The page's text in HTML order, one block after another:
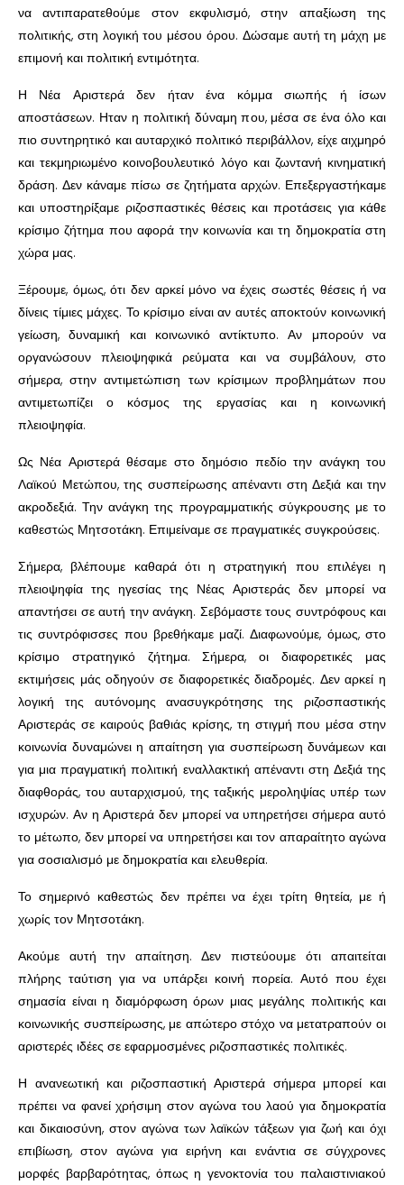
να αντιπαρατεθούμε στον εκφυλισμό, στην απαξίωση της
πολιτικής, στη λογική του μέσου όρου. Δώσαμε αυτή τη μάχη με
επιμονή και πολιτική εντιμότητα.
Η Νέα Αριστερά δεν ήταν ένα κόμμα σιωπής ή ίσων
αποστάσεων. Ηταν η πολιτική δύναμη που, μέσα σε ένα όλο και
πιο συντηρητικό και αυταρχικό πολιτικό περιβάλλον, είχε αιχμηρό
και τεκμηριωμένο κοινοβουλευτικό λόγο και ζωντανή κινηματική
δράση. Δεν κάναμε πίσω σε ζητήματα αρχών. Επεξεργαστήκαμε
και υποστηρίξαμε ριζοσπαστικές θέσεις και προτάσεις για κάθε
κρίσιμο ζήτημα που αφορά την κοινωνία και τη δημοκρατία στη
χώρα μας.
Ξέρουμε, όμως, ότι δεν αρκεί μόνο να έχεις σωστές θέσεις ή να
δίνεις τίμιες μάχες. Το κρίσιμο είναι αν αυτές αποκτούν κοινωνική
γείωση, δυναμική και κοινωνικό αντίκτυπο. Αν μπορούν να
οργανώσουν πλειοψηφικά ρεύματα και να συμβάλουν, στο
σήμερα, στην αντιμετώπιση των κρίσιμων προβλημάτων που
αντιμετωπίζει ο κόσμος της εργασίας και η κοινωνική
πλειοψηφία.
Ως Νέα Αριστερά θέσαμε στο δημόσιο πεδίο την ανάγκη του
Λαϊκού Μετώπου, της συσπείρωσης απέναντι στη Δεξιά και την
ακροδεξιά. Την ανάγκη της προγραμματικής σύγκρουσης με το
καθεστώς Μητσοτάκη. Επιμείναμε σε πραγματικές συγκρούσεις.
Σήμερα, βλέπουμε καθαρά ότι η στρατηγική που επιλέγει η
πλειοψηφία της ηγεσίας της Νέας Αριστεράς δεν μπορεί να
απαντήσει σε αυτή την ανάγκη. Σεβόμαστε τους συντρόφους και
τις συντρόφισσες που βρεθήκαμε μαζί. Διαφωνούμε, όμως, στο
κρίσιμο στρατηγικό ζήτημα. Σήμερα, οι διαφορετικές μας
εκτιμήσεις μάς οδηγούν σε διαφορετικές διαδρομές. Δεν αρκεί η
λογική της αυτόνομης ανασυγκρότησης της ριζοσπαστικής
Αριστεράς σε καιρούς βαθιάς κρίσης, τη στιγμή που μέσα στην
κοινωνία δυναμώνει η απαίτηση για συσπείρωση δυνάμεων και
για μια πραγματική πολιτική εναλλακτική απέναντι στη Δεξιά της
διαφθοράς, του αυταρχισμού, της ταξικής μεροληψίας υπέρ των
ισχυρών. Αν η Αριστερά δεν μπορεί να υπηρετήσει σήμερα αυτό
το μέτωπο, δεν μπορεί να υπηρετήσει και τον απαραίτητο αγώνα
για σοσιαλισμό με δημοκρατία και ελευθερία.
Το σημερινό καθεστώς δεν πρέπει να έχει τρίτη θητεία, με ή
χωρίς τον Μητσοτάκη.
Ακούμε αυτή την απαίτηση. Δεν πιστεύουμε ότι απαιτείται
πλήρης ταύτιση για να υπάρξει κοινή πορεία. Αυτό που έχει
σημασία είναι η διαμόρφωση όρων μιας μεγάλης πολιτικής και
κοινωνικής συσπείρωσης, με απώτερο στόχο να μετατραπούν οι
αριστερές ιδέες σε εφαρμοσμένες ριζοσπαστικές πολιτικές.
Η ανανεωτική και ριζοσπαστική Αριστερά σήμερα μπορεί και
πρέπει να φανεί χρήσιμη στον αγώνα του λαού για δημοκρατία
και δικαιοσύνη, στον αγώνα των λαϊκών τάξεων για ζωή και όχι
επιβίωση, στον αγώνα για ειρήνη και ενάντια σε σύγχρονες
μορφές βαρβαρότητας, όπως η γενοκτονία του παλαιστινιακού